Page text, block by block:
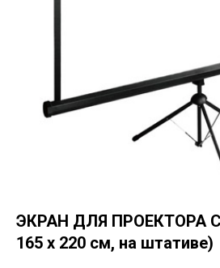
ЭКРАН ДЛЯ ПРОЕКТОРА
165 x 220 см, на штативе)